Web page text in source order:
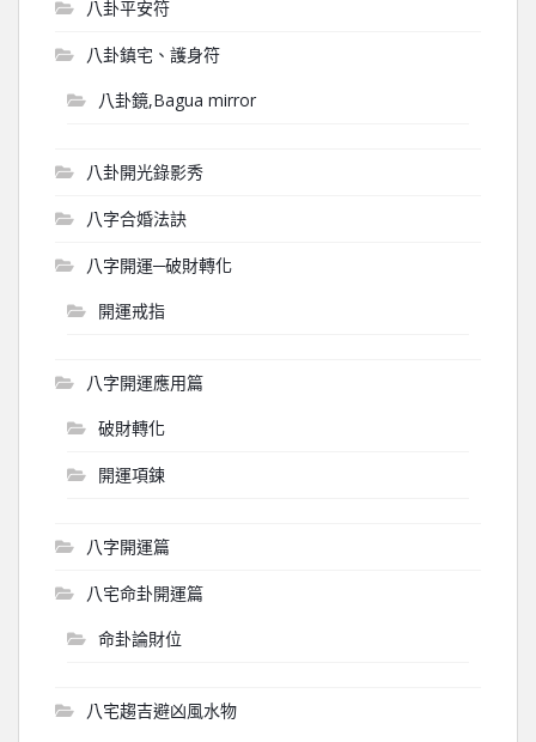
八卦平安符
八卦鎮宅、護身符
八卦鏡,Bagua mirror
八卦開光錄影秀
八字合婚法訣
八字開運─破財轉化
開運戒指
八字開運應用篇
破財轉化
開運項鍊
八字開運篇
八宅命卦開運篇
命卦論財位
八宅趨吉避凶風水物